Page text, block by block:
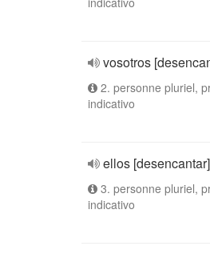
vosotros
2. personne pluriel,
indicativo
ellos [desencantar]
3. personne pluriel,
indicativo